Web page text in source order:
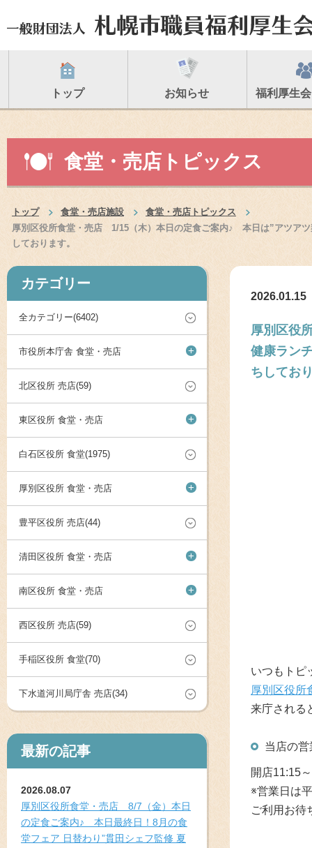
トップ お知らせ 福利厚生
食堂・売店トピックス
トップ 食堂・売店施設
食堂・売店トピックス
厚別区役所食堂・売店 1/15（木）本日の定食ご案内♪ 本日は”アツア
しております。
カテゴリー
全カテゴリー(6402)
市役所本庁舎 食堂・売店 +
北区役所 売店(59)
東区役所 食堂・売店 +
白石区役所 食堂(1975)
厚別区役所 食堂・売店 +
豊平区役所 売店(44)
清田区役所 食堂・売店 +
南区役所 食堂・売店 +
西区役所 売店(59)
手稲区役所 食堂(70)
下水道河川局庁舎 売店(34)
最新の記事
2026.08.07
厚別区役所食堂・売店 8/7（金）本日
の定食ご案内♪ 本日最終日！8月の食
堂フェア 日替わり”貫田シェフ監修 夏
2026.01.15
厚別区役
健康ラン
ちしてお
いつもトピ
厚別区役所
来庁される
当店の
開店11:15～
※営業日は
ご利用お待